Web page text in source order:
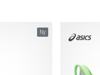
40 40½
Ny